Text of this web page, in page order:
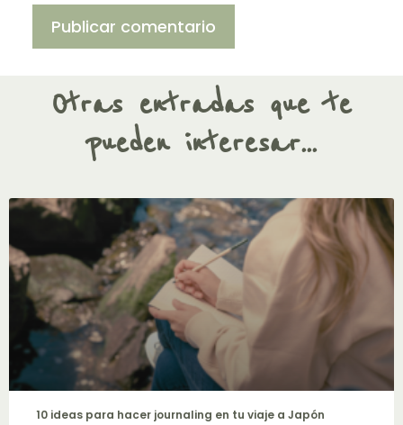
Otras entradas que te
pueden interesar...
10 ideas para hacer journaling en tu viaje a Japón